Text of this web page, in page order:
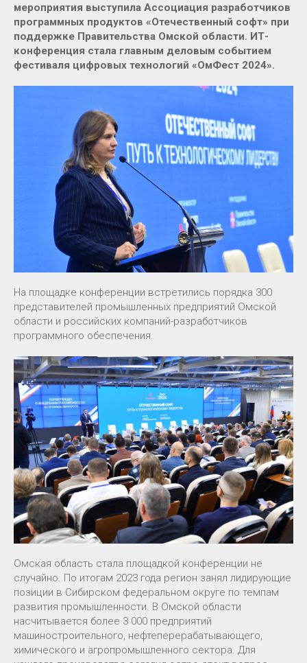
мероприятия выступила Ассоциация разработчиков
программных продуктов «Отечественный софт» при
поддержке Правительства Омской области. ИТ-
конференция стала главным деловым событием
фестиваля цифровых технологий «ОмФест 2024».
На площадке конференции встретились порядка 300
представителей промышленных предприятий Омской
области и российских компаний-разработчиков
программного обеспечения.
Омская область стала площадкой конференции не
случайно. По итогам 2023 года регион занял лидирующие
позиции в Сибирском федеральном округе по темпам
развития промышленности. В Омской области
насчитывается более 3 000 предприятий
машиностроительного, нефтеперерабатывающего,
химического и агропромышленного сектора. Для